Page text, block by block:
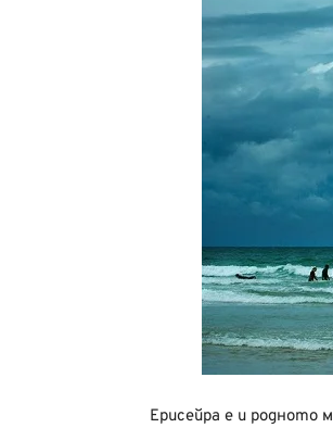
Ерисейра е и родното